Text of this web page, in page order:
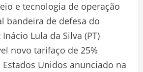
e tecnologia de operação
bandeira de defesa do
Lula da Silva (PT)
novo tarifaço de 25%
Unidos anunciado na